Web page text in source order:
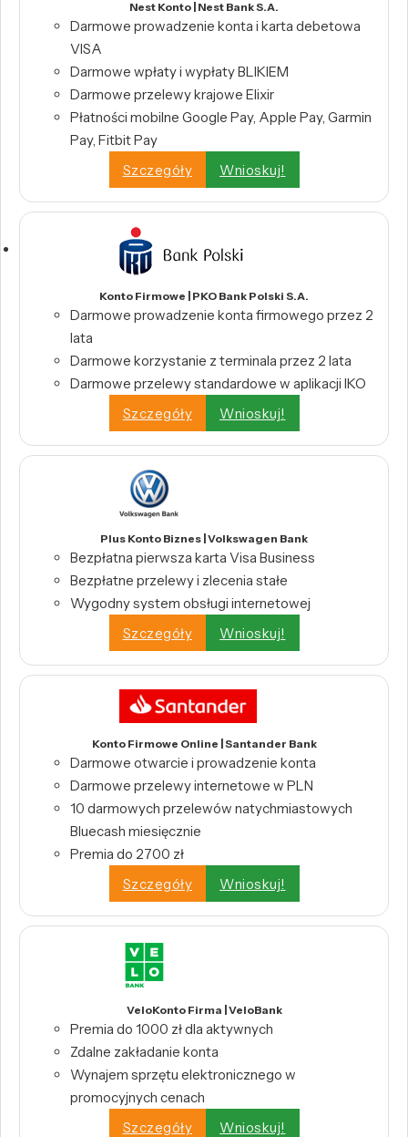
Nest Konto | Nest Bank S.A.
Darmowe prowadzenie konta i karta debetowa
VISA
Darmowe wpłaty i wypłaty BLIKIEM
Darmowe przelewy krajowe Elixir
Płatności mobilne Google Pay, Apple Pay, Garmin
Pay, Fitbit Pay
Szczegóły
Wnioskuj!
Konto Firmowe | PKO Bank Polski S.A.
Darmowe prowadzenie konta firmowego przez 2
lata
Darmowe korzystanie z terminala przez 2 lata
Darmowe przelewy standardowe w aplikacji IKO
Szczegóły
Wnioskuj!
Plus Konto Biznes | Volkswagen Bank
Bezpłatna pierwsza karta Visa Business
Bezpłatne przelewy i zlecenia stałe
Wygodny system obsługi internetowej
Szczegóły
Wnioskuj!
Konto Firmowe Online | Santander Bank
Darmowe otwarcie i prowadzenie konta
Darmowe przelewy internetowe w PLN
10 darmowych przelewów natychmiastowych
Bluecash miesięcznie
Premia do 2700 zł
Szczegóły
Wnioskuj!
VeloKonto Firma | VeloBank
Premia do 1000 zł dla aktywnych
Zdalne zakładanie konta
Wynajem sprzętu elektronicznego w
promocyjnych cenach
Szczegóły
Wnioskuj!